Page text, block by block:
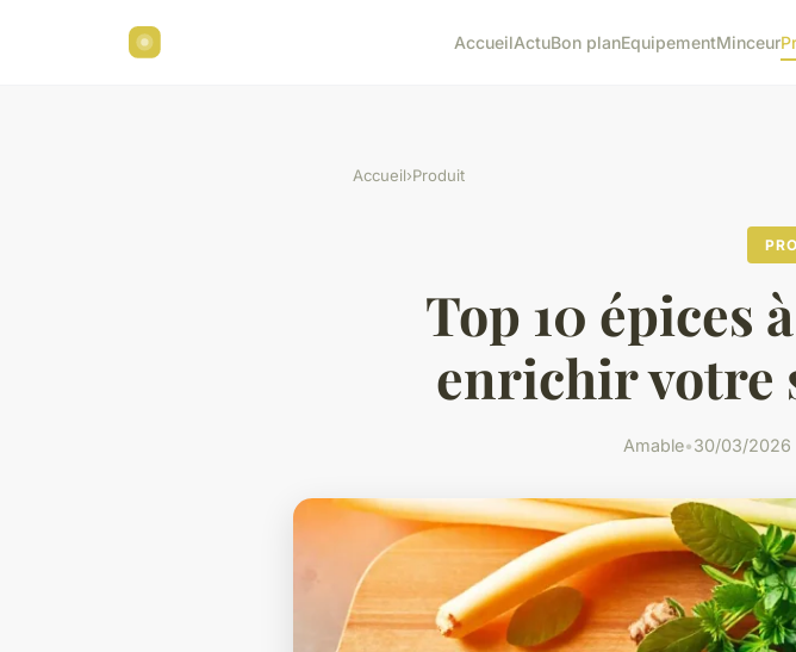
AccueilActuBon planEquipementMinceur
Accueil›Produit
Top 10 épices
enrichir votre
Amable•30/03/2026